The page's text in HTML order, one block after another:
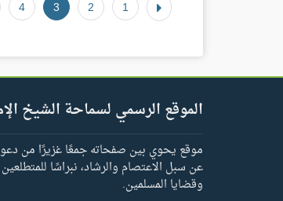
1
2
3
4
الموقع الرسمي لسماحة الشيخ
موقع يحوي بين صفحاته جمعًا غزيرًا من دعوة
عن سبل الاعتصام والرشاد، نبراسًا
وقضايا المسلمين.